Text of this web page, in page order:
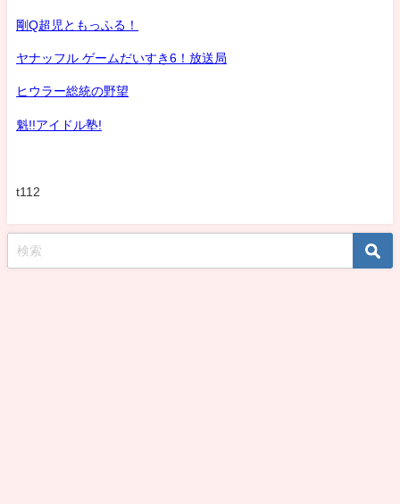
剛Q超児ともっふる！
ヤナッフル ゲームだいすき6！放送局
ヒウラー総統の野望
魁!!アイドル塾!
t112